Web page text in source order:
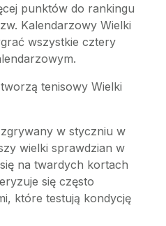
punktów do rankingu
Kalendarzowy Wielki
wszystkie cztery
tenisowy Wielki
w styczniu w
wielki sprawdzian w
na twardych kortach
się często
które testują kondycję